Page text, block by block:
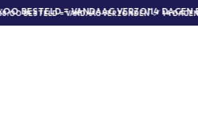
BESTELD = VANDAAG VERZONDEN
BESTELD = VANDAAG VERZONDEN14 DAGEN
14 DAGEN